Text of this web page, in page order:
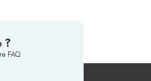
?
FAQ